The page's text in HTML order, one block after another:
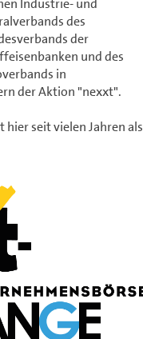
Industrie- und
des
der
und des
in
der Aktion "nexxt".
seit vielen Jahren als